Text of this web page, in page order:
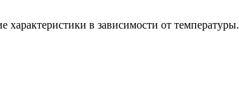
характеристики в зависимости от температуры.